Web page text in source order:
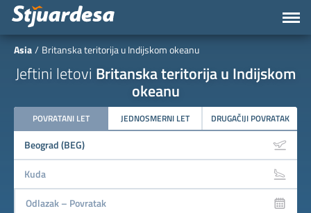
Asia Britanska teritorija u Indijskom okeanu
Jeftini letovi Britanska teritorija u Indijskom
okeanu
POVRATANI LET JEDNOSMERNI LET DRUGAČIJI POVRATAK